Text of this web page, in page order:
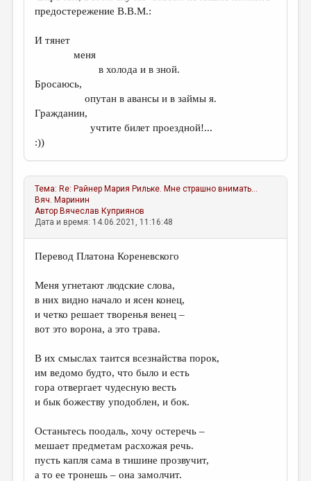
предостережение В.В.М.:
И тянет
меня
в холода и в зной.
Бросаюсь,
опутан в авансы и в займы я.
Гражданин,
учтите билет проездной!...
:))
Тема: Re: Райнер Мария Рильке. Мне страшно внимать...
Вяч. Маринин
Автор Вячеслав Куприянов
Дата и время: 14.06.2021, 11:16:48
Перевод Платона Кореневского
Меня угнетают людские слова,
в них видно начало и ясен конец,
и четко решает творенья венец –
вот это ворона, а это трава.
В их смыслах таится всезнайства порок,
им ведомо будто, что было и есть
гора отвергает чудесную весть
и бык божеству уподоблен, и бок.
Останьтесь поодаль, хочу остеречь –
мешает предметам расхожая речь.
пусть капля сама в тишине прозвучит,
а то ее тронешь – она замолчит.